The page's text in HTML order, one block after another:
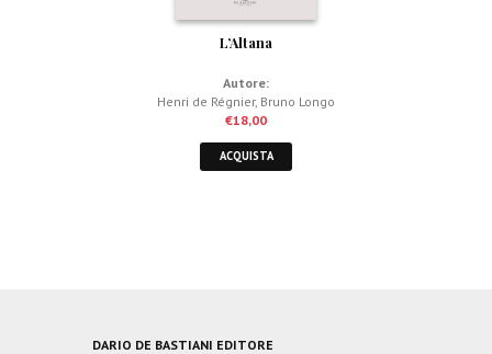
L’Altana
Autore:
Henri de Régnier, Bruno Longo
€18,00
ACQUISTA
DARIO DE BASTIANI EDITORE